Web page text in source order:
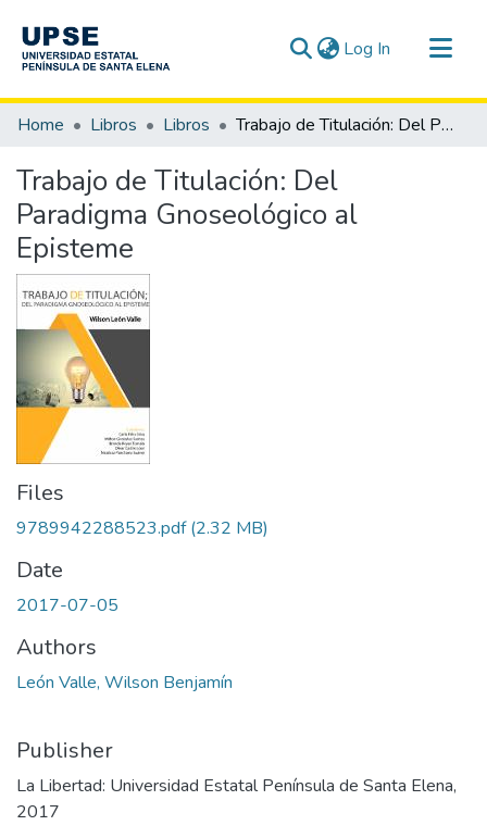
Log In (current)
Communities & Collections
Statistics
Home Libros Libros Trabajo de Titulación: Del Paradigma Gnoseológico al Episteme
Trabajo de Titulación: Del
Paradigma Gnoseológico al
Episteme
Files
9789942288523.pdf(2.32 MB)
Date
2017-07-05
Authors
León Valle, Wilson Benjamín
Publisher
La Libertad: Universidad Estatal Península de Santa Elena,
2017